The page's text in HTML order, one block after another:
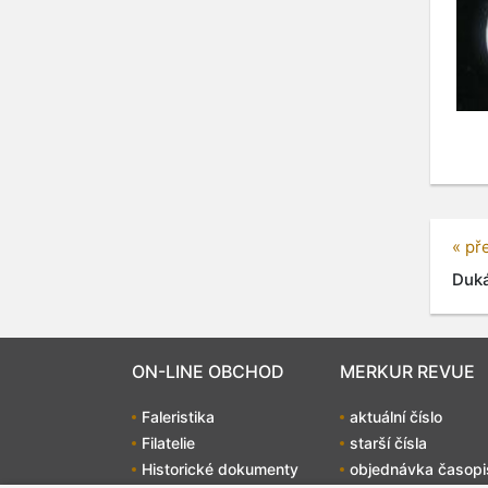
«
ON-LINE OBCHOD
Faleristika
Filatelie
Historické dokumenty
MERKUR REVUE
aktuální číslo
starší čísla
objednávka